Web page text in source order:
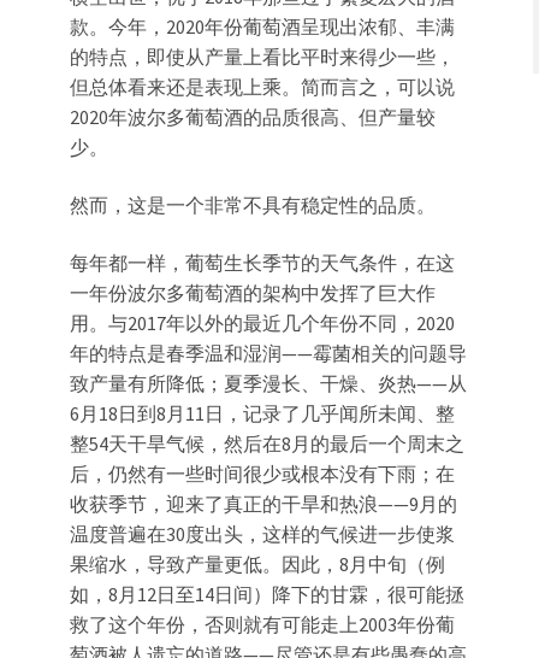
款。今年，2020年份葡萄酒呈现出浓郁、丰满
的特点，即使从产量上看比平时来得少一些，
但总体看来还是表现上乘。简而言之，可以说
2020年波尔多葡萄酒的品质很高、但产量较
少。
然而，这是一个非常不具有稳定性的品质。
每年都一样，葡萄生长季节的天气条件，在这
一年份波尔多葡萄酒的架构中发挥了巨大作
用。与2017年以外的最近几个年份不同，2020
年的特点是春季温和湿润——霉菌相关的问题导
致产量有所降低；夏季漫长、干燥、炎热——从
6月18日到8月11日，记录了几乎闻所未闻、整
整54天干旱气候，然后在8月的最后一个周末之
后，仍然有一些时间很少或根本没有下雨；在
收获季节，迎来了真正的干旱和热浪——9月的
温度普遍在30度出头，这样的气候进一步使浆
果缩水，导致产量更低。因此，8月中旬（例
如，8月12日至14日间）降下的甘霖，很可能拯
救了这个年份，否则就有可能走上2003年份葡